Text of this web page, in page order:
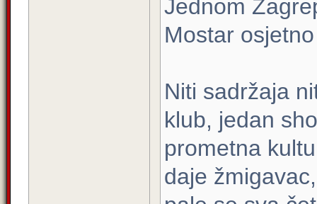
Jednom
Mostar
Niti sadržaja
klub, jedan
prometna
daje